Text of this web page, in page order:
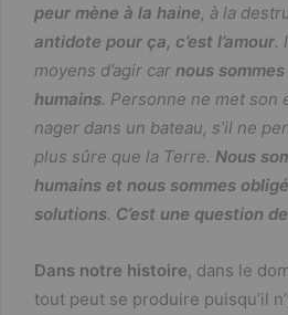
peur mène à la haine , à la
antidote pour ça, c’est l’amour.
moyens d’agir car nous
humains. Personne ne met son
nager dans un bateau, s’il ne
plus sûre que la Terre. Nous
humains et nous sommes
solutions. C’est une question
Dans notre histoire, dans le
tout peut se produire puisqu’il